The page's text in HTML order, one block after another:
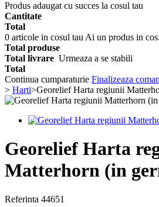
Produs adaugat cu succes la cosul tau
Cantitate
Total
0 articole in cosul tau Ai un produs in cos.
Total produse
Total livrare Urmeaza a se stabili
Total
Continua cumparaturie Finalizeaza
> Harti>Georelief Harta regiunii
Georelief Harta
Matterhorn (in
Referinta 44651